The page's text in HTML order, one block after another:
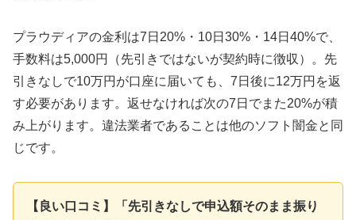
プラウディアの金利は7日20%・10日30%・14日40%で、
手数料は5,000円（先引きではないが契約時に徴収）。先
引きなしで10万円が口座に届いても、7日後に12万円を返
す必要があります。返せなければ次の7日でまた20%が積
み上がります。違法業者であることは他のソフト闇金と同
じです。
【良い口コミ】「先引きなしで申込額そのまま振り